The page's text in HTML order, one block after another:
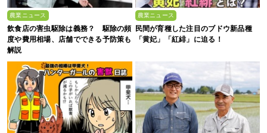
農業ニュース
飲食店の害虫駆除は義務？ 駆除の頻
度や費用相場、店舗でできる予防策も
解説
農業ニュース
民間が育種した注目のブドウ新品種
「黄妃」「紅緋」に迫る！